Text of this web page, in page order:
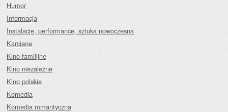
Humor
Informacja
Instalacje, performance, sztuka nowoczesna
Karciane
Kino familijne
Kino niezależne
Kino polskie
Komedia
Komedia romantyczna